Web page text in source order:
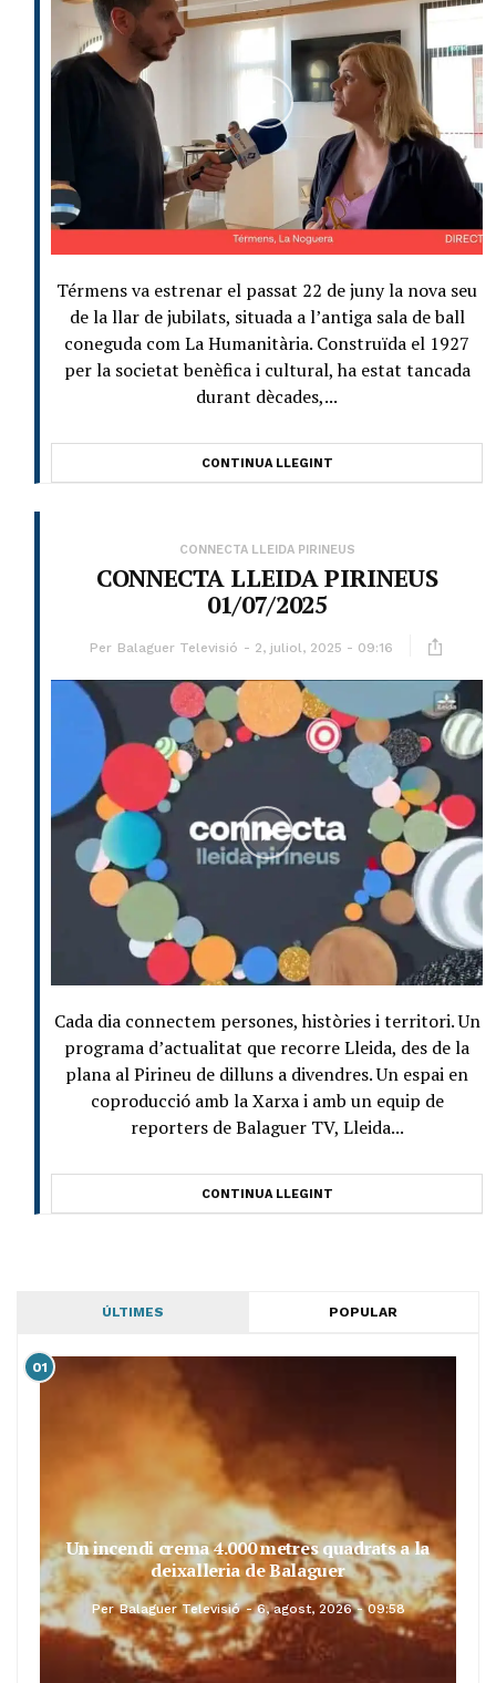
Térmens va estrenar el passat 22 de juny la nova seu
de la llar de jubilats, situada a l’antiga sala de ball
coneguda com La Humanitària. Construïda el 1927
per la societat benèfica i cultural, ha estat tancada
durant dècades,...
CONTINUA LLEGINT
CONNECTA LLEIDA PIRINEUS
CONNECTA LLEIDA PIRINEUS
01/07/2025
Per Balaguer Televisió 2, juliol, 2025 - 09:16
Cada dia connectem persones, històries i territori. Un
programa d’actualitat que recorre Lleida, des de la
plana al Pirineu de dilluns a divendres. Un espai en
coproducció amb la Xarxa i amb un equip de
reporters de Balaguer TV, Lleida...
CONTINUA LLEGINT
ÚLTIMES POPULAR
01
Un incendi crema 4.000 metres quadrats a la
deixalleria de Balaguer
Per Balaguer Televisió 6, agost, 2026 - 09:58